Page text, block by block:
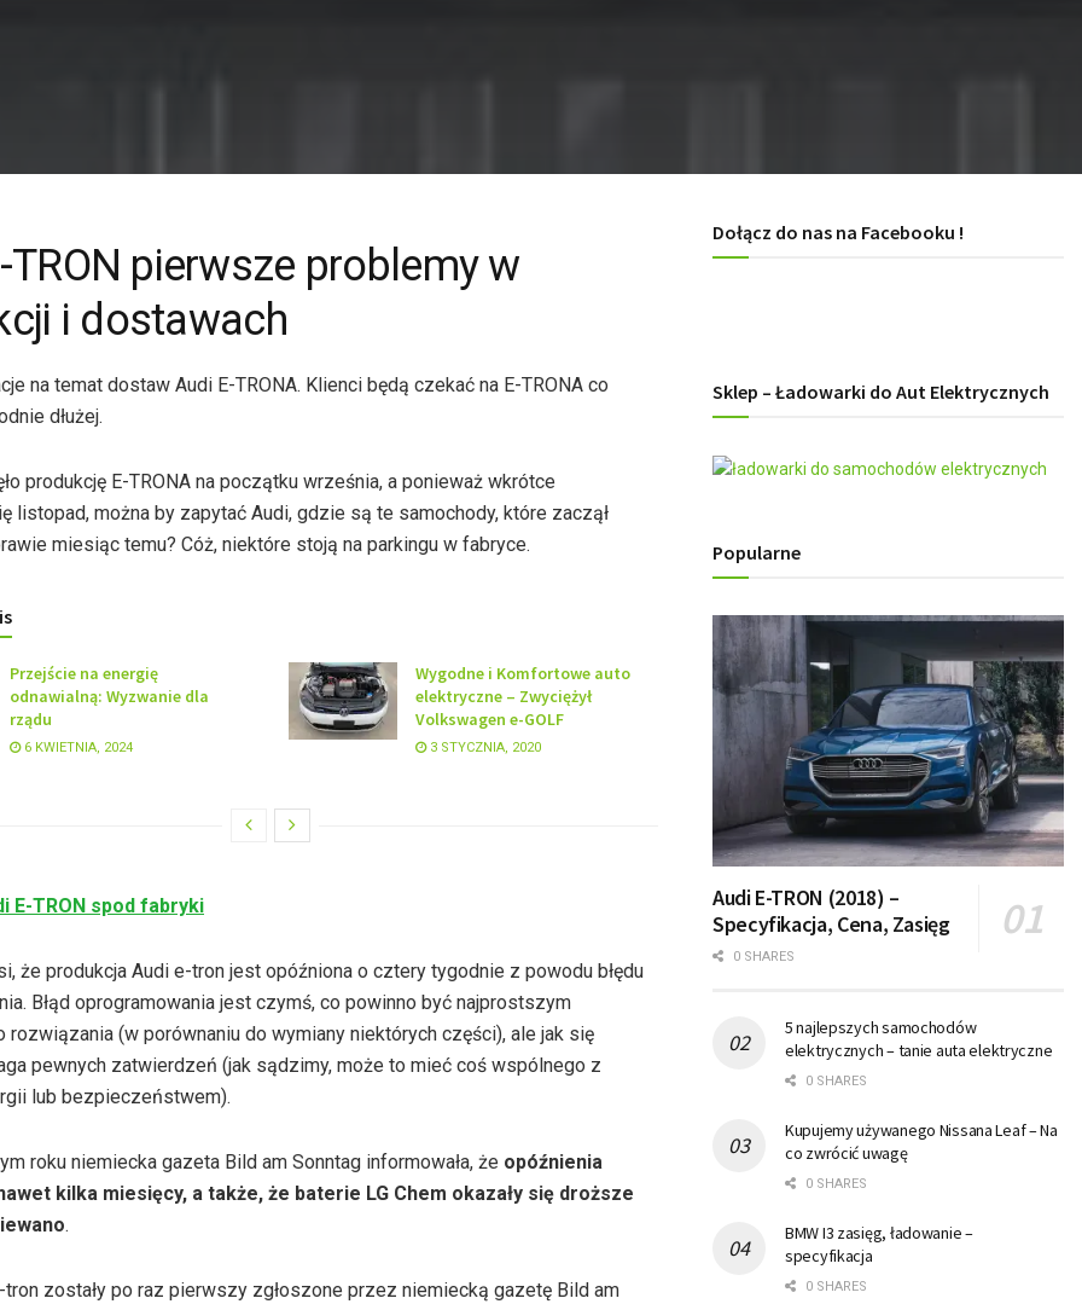
TRON pierwsze problemy w
i dostawach
na temat dostaw Audi E-TRONA. Klienci będą czekać na E-TRONA co
dłużej.
produkcję E-TRONA na początku września, a ponieważ wkrótce
listopad, można by zapytać Audi, gdzie są te samochody, które zaczął
miesiąc temu? Cóż, niektóre stoją na parkingu w fabryce.
Przejście na energię
odnawialną: Wyzwanie dla
rządu
6 KWIETNIA, 2024
Wygodne i Komfortowe auto
elektryczne – Zwyciężył
Volkswagen e-GOLF
3 STYCZNIA, 2020
E-TRON spod fabryki
że produkcja Audi e-tron jest opóźniona o cztery tygodnie z powodu błędu
Błąd oprogramowania jest czymś, co powinno być najprostszym
rozwiązania (w porównaniu do wymiany niektórych części), ale jak się
pewnych zatwierdzeń (jak sądzimy, może to mieć coś wspólnego z
lub bezpieczeństwem).
roku niemiecka gazeta Bild am Sonntag informowała, że opóźnienia
kilka miesięcy, a także, że baterie LG Chem okazały się droższe
.
tron zostały po raz pierwszy zgłoszone przez niemiecką gazetę Bild am
Dołącz do nas na Facebooku !
Sklep – Ładowarki do Aut Elektrycznych
Popularne
Audi E-TRON (2018) –
Specyfikacja, Cena, Zasięg
0 SHARES
5 najlepszych samochodów
elektrycznych – tanie auta elektryczne
0 SHARES
Kupujemy używanego Nissana Leaf – Na
co zwrócić uwagę
0 SHARES
BMW I3 zasięg, ładowanie –
specyfikacja
0 SHARES